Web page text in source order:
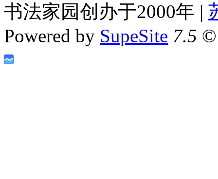
书法家园创办于2000年 |
Powered by SupeSite 7.5 ©